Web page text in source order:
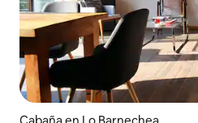
Cabaña en Lo Barnechea